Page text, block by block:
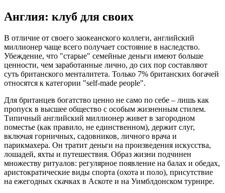
Англия: клуб для своих
В отличие от своего заокеанского коллеги, английский
миллионер чаще всего получает состояние в наследство.
Убеждение, что "старые" семейные деньги имеют больше
ценности, чем заработанные лично, до сих пор составляют
суть британского менталитета. Только 7% британских богачей
относятся к категории "self-made people".
Для британцев богатство ценно не само по себе – лишь как
пропуск в высшее общество с особым жизненным стилем.
Типичный английский миллионер живет в загородном
поместье (как правило, не единственном), держит слуг,
включая горничных, садовников, личного врача и
парикмахера. Он тратит деньги на произведения искусства,
лошадей, яхты и путешествия. Образ жизни подчинен
множеству ритуалов: регулярное появление на балах и обедах,
аристократические виды спорта (охота и поло), присутствие
на ежегодных скачках в Аскоте и на Уимблдонском турнире.